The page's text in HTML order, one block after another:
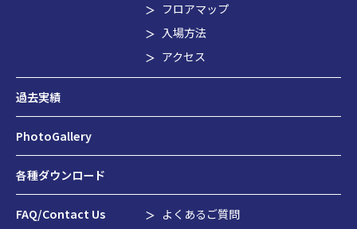
フロアマップ
入場方法
アクセス
過去実績
PhotoGallery
各種ダウンロード
FAQ/Contact Us
よくあるご質問